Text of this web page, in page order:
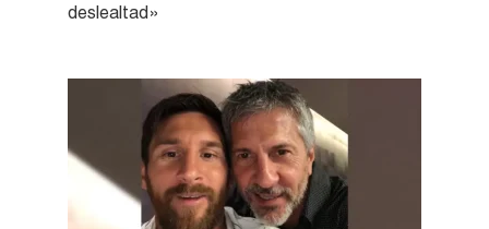
deslealtad»